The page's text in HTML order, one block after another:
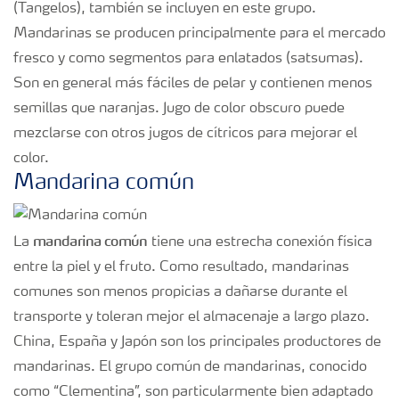
(Tangelos), también se incluyen en este grupo.
Mandarinas se producen principalmente para el mercado
fresco y como segmentos para enlatados (satsumas).
Son en general más fáciles de pelar y contienen menos
semillas que naranjas. Jugo de color obscuro puede
mezclarse con otros jugos de cítricos para mejorar el
color.
Mandarina común
La mandarina común tiene una estrecha conexión física
entre la piel y el fruto. Como resultado, mandarinas
comunes son menos propicias a dañarse durante el
transporte y toleran mejor el almacenaje a largo plazo.
China, España y Japón son los principales productores de
mandarinas. El grupo común de mandarinas, conocido
como “Clementina”, son particularmente bien adaptado